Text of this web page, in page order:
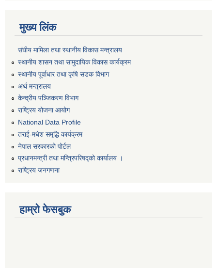
मुख्य लिंक
संघीय मामिला तथा स्थानीय विकास मन्त्रालय
स्थानीय शासन तथा सामुदायिक विकास कार्यक्रम
स्थानीय पूर्वाधार तथा कृषि सडक विभाग
अर्थ मन्त्रालय
केन्द्रीय पञ्जिकरण विभाग
राष्ट्रिय योजना आयोग
National Data Profile
तराई-मधेश समृद्धि कार्यक्रम
नेपाल सरकारको पोर्टल
प्रधानमन्त्री तथा मन्त्रिपरिषद्को कार्यालय ।
राष्ट्रिय जनगणना
हाम्रो फेसबुक